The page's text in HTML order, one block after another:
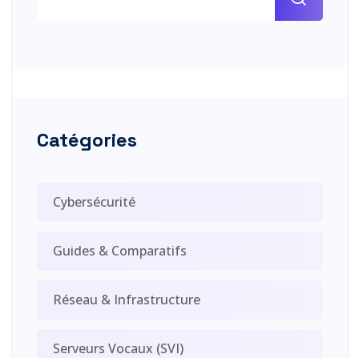
Catégories
Cybersécurité
Guides & Comparatifs
Réseau & Infrastructure
Serveurs Vocaux (SVI)